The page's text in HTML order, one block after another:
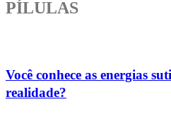
PÍLULAS
Você conhece as energias
realidade?